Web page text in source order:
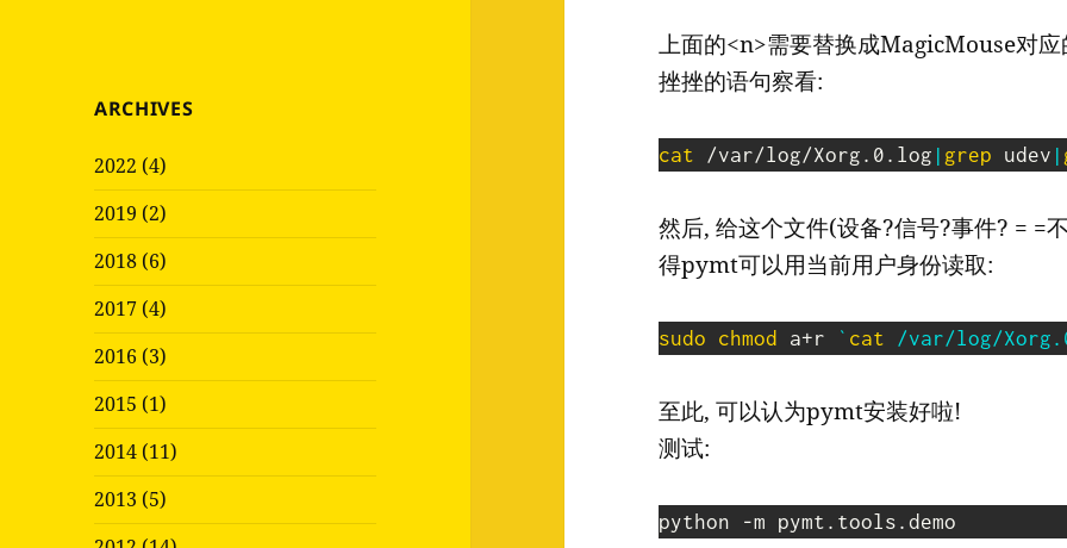
ARCHIVES
2022 (4)
2019 (2)
2018 (6)
2017 (4)
2016 (3)
2015 (1)
2014 (11)
2013 (5)
上面的<n>需要替换成MagicMouse对
挫挫的语句察看:
cat /var/log/Xorg.0.log | grep udev |
然后, 给这个文件(设备?信号?事件? = =
得pymt可以用当前用户身份读取:
sudo chmod a+r ` cat /var/log/
至此, 可以认为pymt安装好啦!
测试: